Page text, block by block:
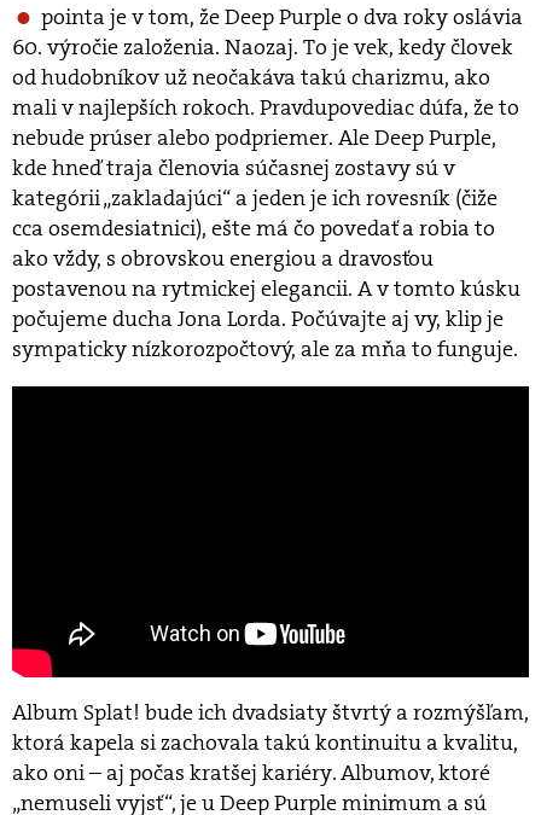
pointa je v tom, že Deep Purple o dva roky oslávia
60. výročie založenia. Naozaj. To je vek, kedy človek
od hudobníkov už neočakáva takú charizmu, ako
mali v najlepších rokoch. Pravdupovediac dúfa, že to
nebude prúser alebo podpriemer. Ale Deep Purple,
kde hneď traja členovia súčasnej zostavy sú v
kategórii „zakladajúci“ a jeden je ich rovesník (čiže
cca osemdesiatnici), ešte má čo povedať a robia to
ako vždy, s obrovskou energiou a dravosťou
postavenou na rytmickej elegancii. A v tomto kúsku
počujeme ducha Jona Lorda. Počúvajte aj vy, klip je
sympaticky nízkorozpočtový, ale za mňa to funguje.
Album Splat! bude ich dvadsiaty štvrtý a rozmýšľam,
ktorá kapela si zachovala takú kontinuitu a kvalitu,
ako oni – aj počas kratšej kariéry. Albumov, ktoré
„nemuseli vyjsť“, je u Deep Purple minimum a sú